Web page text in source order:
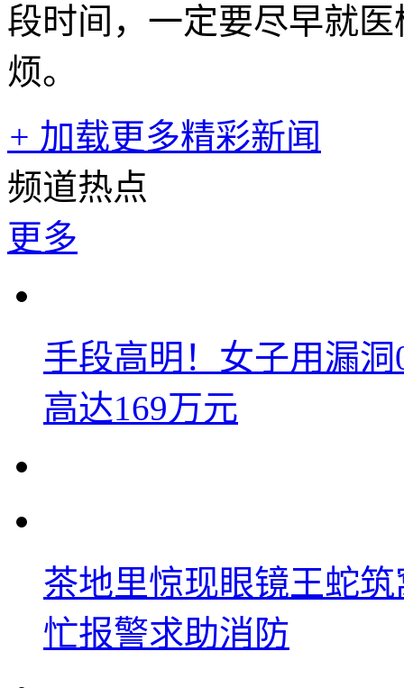
段时间，一定要尽早就
烦。
+ 加载更多精彩新闻
频道热点
更多
手段高明！女子用漏
高达169万元
茶地里惊现眼镜王蛇
忙报警求助消防